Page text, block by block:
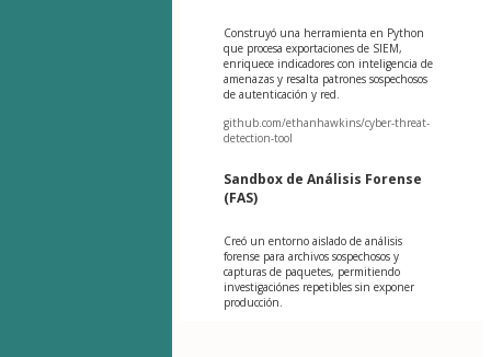
Construyó una herramienta en Python
que procesa exportaciones de SIEM,
enriquece indicadores con inteligencia de
amenazas y resalta patrones sospechosos
de autenticación y red.
github.com/ethanhawkins/cyber-threat-
detection-tool
Sandbox de Análisis Forense
(FAS)
Creó un entorno aislado de análisis
forense para archivos sospechosos y
capturas de paquetes, permitiendo
investigaciónes repetibles sin exponer
producción.